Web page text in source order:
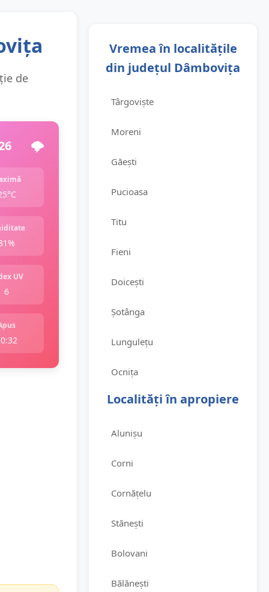
de
🌩️
UV
6
Vremea în localitățile
din județul Dâmbovița
Târgoviște
Moreni
Găești
Pucioasa
Titu
Fieni
Doicești
Șotânga
Lungulețu
Ocnița
Localități în apropiere
Alunișu
Corni
Cornățelu
Stănești
Bolovani
Bălănești